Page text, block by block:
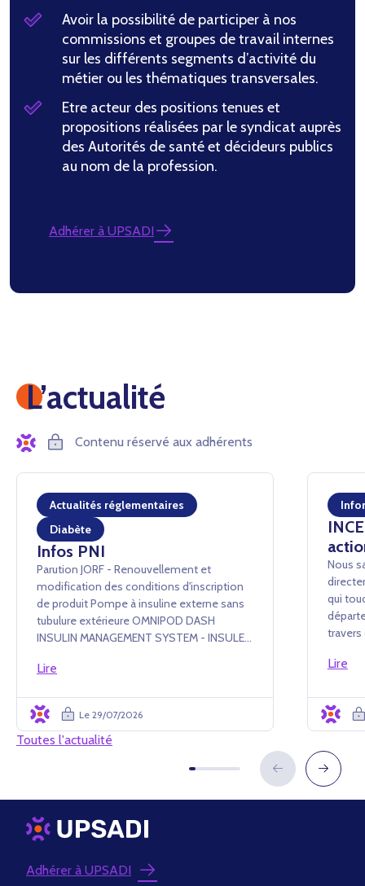
Avoir la possibilité de participer à nos
commissions et groupes de travail internes
sur les différents segments d’activité du
métier ou les thématiques transversales.
Etre acteur des positions tenues et
propositions réalisées par le syndicat auprès
des Autorités de santé et décideurs publics
au nom de la profession.
Adhérer à UPSADI
L’actualité
Contenu réservé aux adhérents
Actualités réglementaires
Diabète
Infos PNI
Parution JORF - Renouvellement et
modification des conditions d'inscription
de produit Pompe à insuline externe sans
tubulure extérieure OMNIPOD DASH
INSULIN MANAGEMENT SYSTEM - INSULET
renouvellement d'inscription et
Lire
Le 29/07/2026
Nous
qui
Lire
Toutes l'actualité
Adhérer à UPSADI